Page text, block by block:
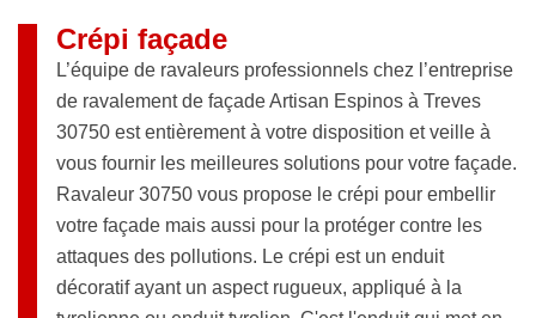
Crépi façade
L’équipe de ravaleurs professionnels chez l’entreprise
de ravalement de façade Artisan Espinos à Treves
30750 est entièrement à votre disposition et veille à
vous fournir les meilleures solutions pour votre façade.
Ravaleur 30750 vous propose le crépi pour embellir
votre façade mais aussi pour la protéger contre les
attaques des pollutions. Le crépi est un enduit
décoratif ayant un aspect rugueux, appliqué à la